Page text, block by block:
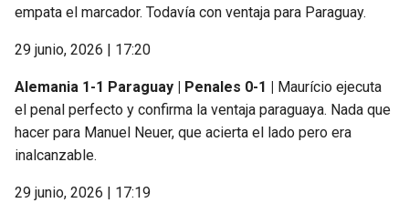
empata el marcador. Todavía con ventaja para Paraguay.
29 junio, 2026 | 17:20
Alemania 1-1 Paraguay | Penales 0-1 |
Maurício ejecuta
el penal perfecto y confirma la ventaja paraguaya. Nada que
hacer para Manuel Neuer, que acierta el lado pero era
inalcanzable.
29 junio, 2026 | 17:19